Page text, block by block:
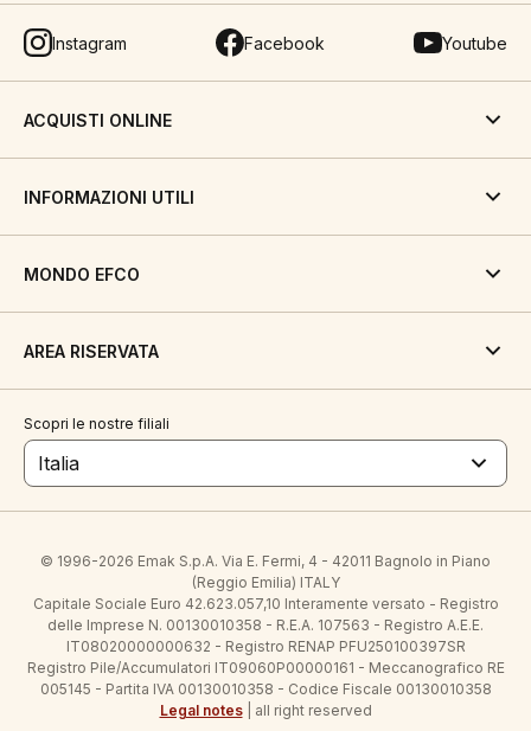
Instagram Facebook Youtube
ACQUISTI ONLINE
INFORMAZIONI UTILI
MONDO EFCO
AREA RISERVATA
Scopri le nostre filiali
Italia
© 1996-2026 Emak S.p.A. Via E. Fermi, 4 - 42011 Bagnolo in Piano
(Reggio Emilia) ITALY
Capitale Sociale Euro 42.623.057,10 Interamente versato - Registro
delle Imprese N. 00130010358 - R.E.A. 107563 - Registro A.E.E.
IT08020000000632 - Registro RENAP PFU250100397SR
Registro Pile/Accumulatori IT09060P00000161 - Meccanografico RE
005145 - Partita IVA 00130010358 - Codice Fiscale 00130010358
Legal notes| all right reserved